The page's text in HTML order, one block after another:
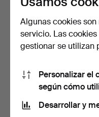
LONGINES. Reloj de
de esfera vist…
Algunas cookies
servicio. Las
gestionar se utilizan
Personalizar el
según cómo
Desarrollar y